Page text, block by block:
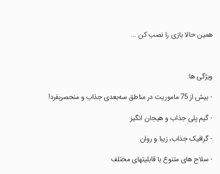
‏همین حالا بازی را نصب کن ...
‏ویژگی ها:
‏- بیش از 75 ماموریت در مناطق سه‌بعدی جذاب و منحصربفرد!
‏- گیم پلی جذاب و هیجان انگیز
‏- گرافیک جذاب، زیبا و روان
‏- سلاح های متنوع با قابلیتهای مختلف